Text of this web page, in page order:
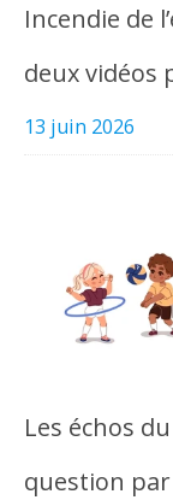
Incendie de
deux vidéos
13 juin 2026
Les échos
question